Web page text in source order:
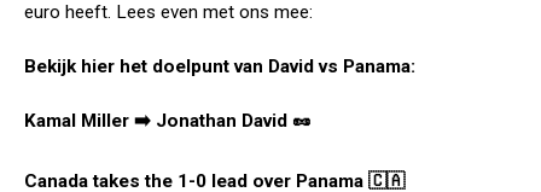
euro heeft. Lees even met ons mee:
Bekijk hier het doelpunt van David vs Panama:
Kamal Miller ➡️ Jonathan David 🥜
Canada takes the 1-0 lead over Panama 🇨🇦